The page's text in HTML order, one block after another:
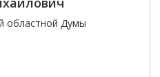
областной Думы